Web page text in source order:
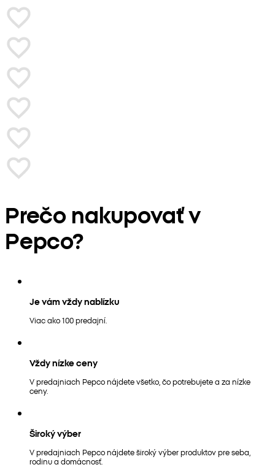
Prečo nakupovať v
Pepco?
Je vám vždy nablízku
Viac ako 100 predajní.
Vždy nízke ceny
V predajniach Pepco nájdete všetko, čo potrebujete a za nízke
ceny.
Široký výber
V predajniach Pepco nájdete široký výber produktov pre seba,
rodinu a domácnosť.